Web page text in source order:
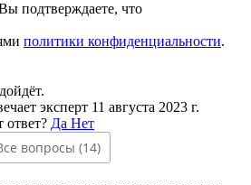
подтверждаете, что
политики конфиденциальности.
эксперт 11 августа 2023 г.
ответ? Да Нет
вопросы (14)